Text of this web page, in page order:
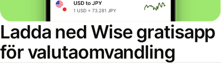
Ladda ned Wise gratisapp
för valutaomvandling